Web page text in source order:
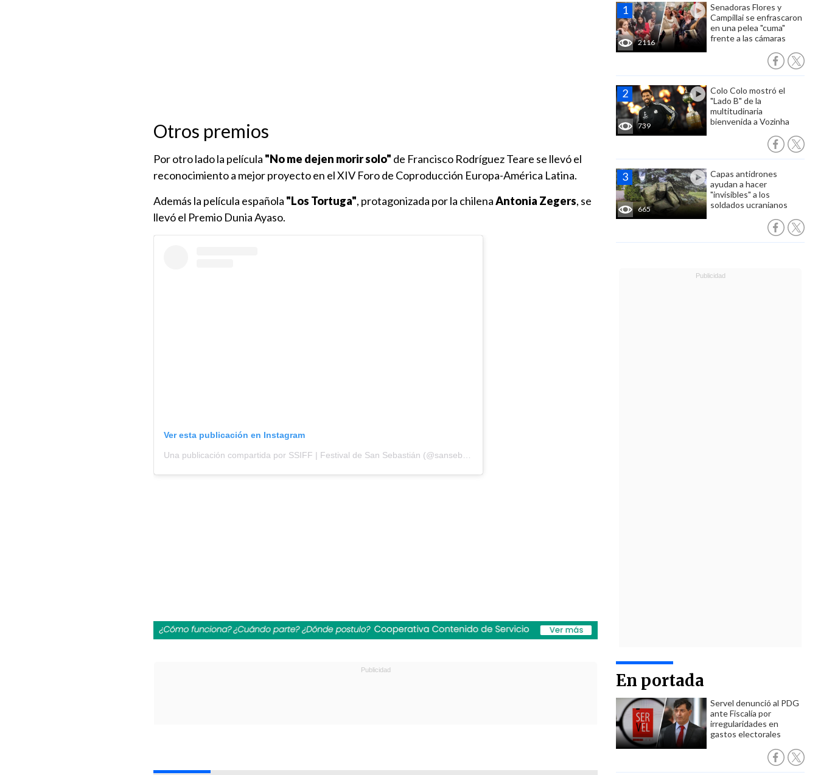
2116
Senadoras Flores y
Campillai se enfrascaron
en una pelea "cuma"
frente a las cámaras
739
Colo Colo mostró el
"Lado B" de la
multitudinaria
bienvenida a Vozinha
665
Capas antidrones
ayudan a hacer
"invisibles" a los
soldados ucranianos
En portada
Servel denunció al PDG
ante Fiscalía por
irregularidades en
gastos electorales
Otros premios
Por otro lado la película "No me dejen morir solo" de Francisco Rodríguez Teare se llevó el
reconocimiento a mejor proyecto en el XIV Foro de Coproducción Europa-América Latina.
Además la película española "Los Tortuga", protagonizada por la chilenaAntonia Zegers, se
llevó el Premio Dunia Ayaso.
Ver esta publicación en Instagram